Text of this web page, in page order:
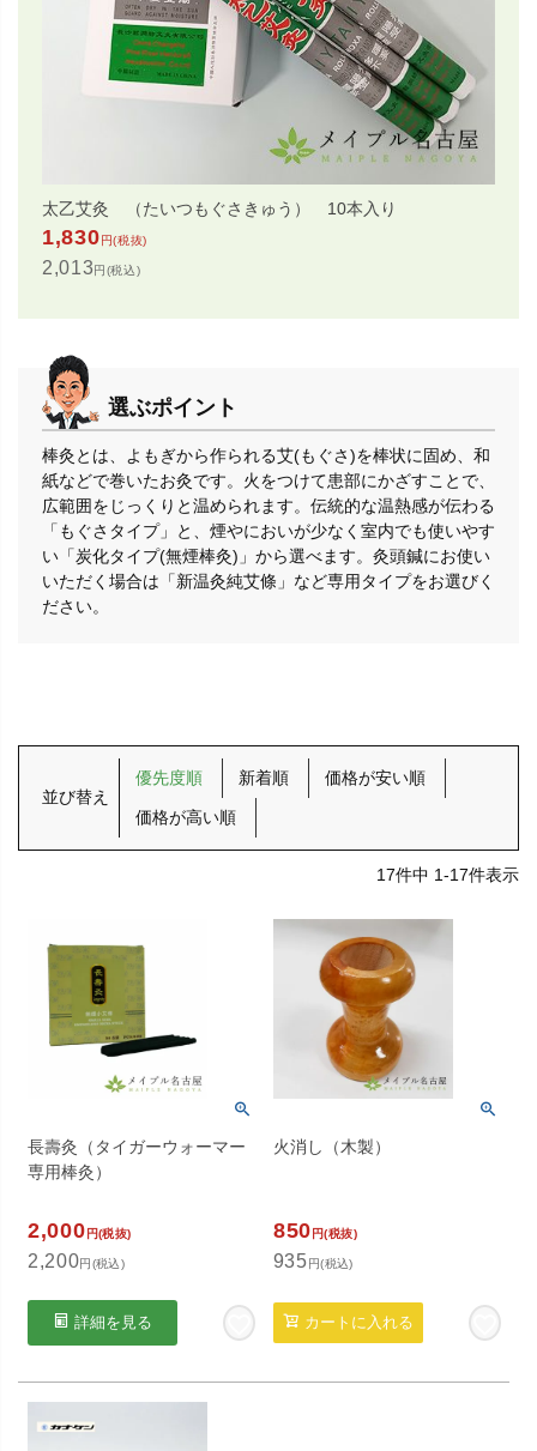
太乙艾灸 （たいつもぐさきゅう） 10本入り
1,830円(税抜)
2,013円(税込)
選ぶポイント
棒灸とは、よもぎから作られる艾(もぐさ)を棒状に固め、和
紙などで巻いたお灸です。火をつけて患部にかざすことで、
広範囲をじっくりと温められます。伝統的な温熱感が伝わる
「もぐさタイプ」と、煙やにおいが少なく室内でも使いやす
い「炭化タイプ(無煙棒灸)」から選べます。灸頭鍼にお使い
いただく場合は「新温灸純艾條」など専用タイプをお選びく
ださい。
並び替え
優先度順 新着順 価格が安い順
価格が高い順
17件中 1-17件表示
長壽灸（タイガーウォーマー
専用棒灸）
2,000 円(税抜)
2,200円(税込)
詳細を見る
火消し（木製）
850 円(税抜)
935円(税込)
カートに入れる